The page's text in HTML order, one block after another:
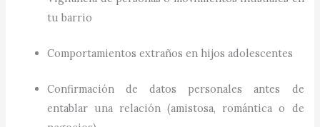
tu barrio
Comportamientos extraños en hijos adolescentes
Confirmación de datos personales antes de
entablar una relación (amistosa, romántica o de